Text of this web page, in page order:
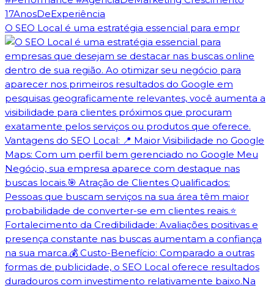
O SEO Local é uma estratégia essencial para empr